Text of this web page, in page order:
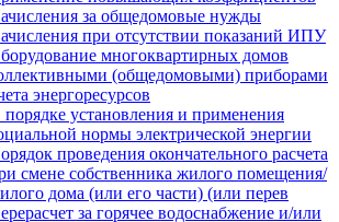
за общедомовые нужды
при отсутствии показаний ИПУ
многоквартирных домов
(общедомовыми) приборами
энергоресурсов
установления и применения
нормы электрической энергии
проведения окончательного расчета
смене собственника жилого помещения/
дома (или его части) (или перев
за горячее водоснабжение и/или